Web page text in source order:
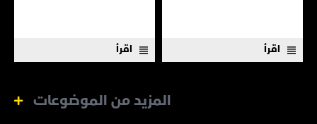
اقرأ اقرأ
المزيد من الموضوعات